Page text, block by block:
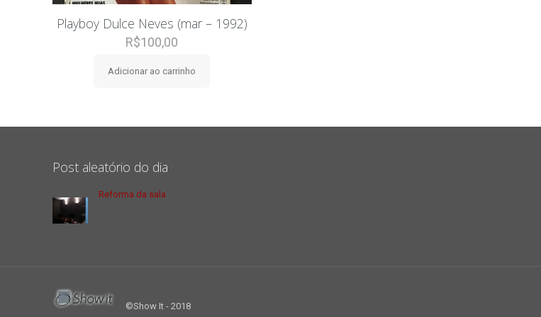
Playboy Dulce Neves (mar – 1992)
R$100,00
Adicionar ao carrinho
Post aleatório do dia
Reforma da sala
©Show It - 2018